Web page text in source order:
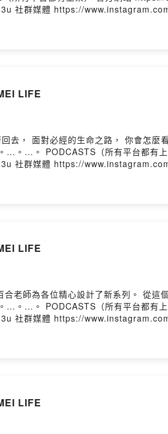
社群媒體 https://
LIFE
社群媒體 https://
LIFE
社群媒體 https://
LIFE